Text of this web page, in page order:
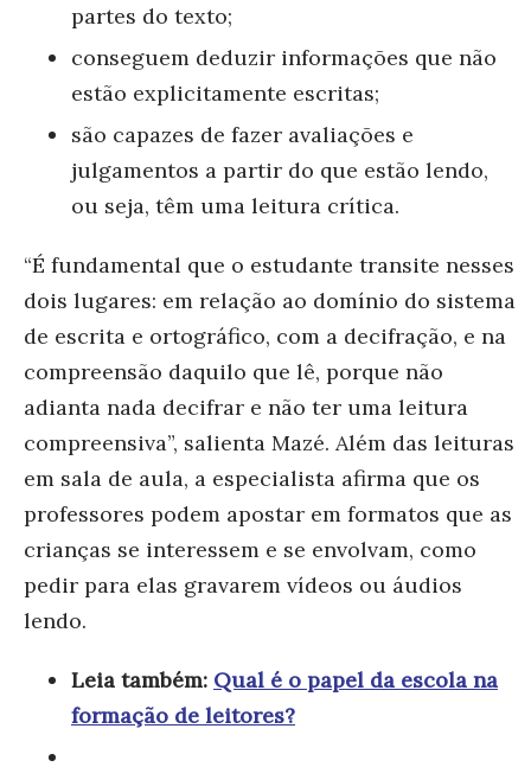
partes do texto;
conseguem deduzir informações que não
estão explicitamente escritas;
são capazes de fazer avaliações e
julgamentos a partir do que estão lendo,
ou seja, têm uma leitura crítica.
“É fundamental que o estudante transite nesses
dois lugares: em relação ao domínio do sistema
de escrita e ortográfico, com a decifração, e na
compreensão daquilo que lê, porque não
adianta nada decifrar e não ter uma leitura
compreensiva”, salienta Mazé. Além das leituras
em sala de aula, a especialista afirma que os
professores podem apostar em formatos que as
crianças se interessem e se envolvam, como
pedir para elas gravarem vídeos ou áudios
lendo.
Leia também: Qual é o papel da escola na
formação de leitores?